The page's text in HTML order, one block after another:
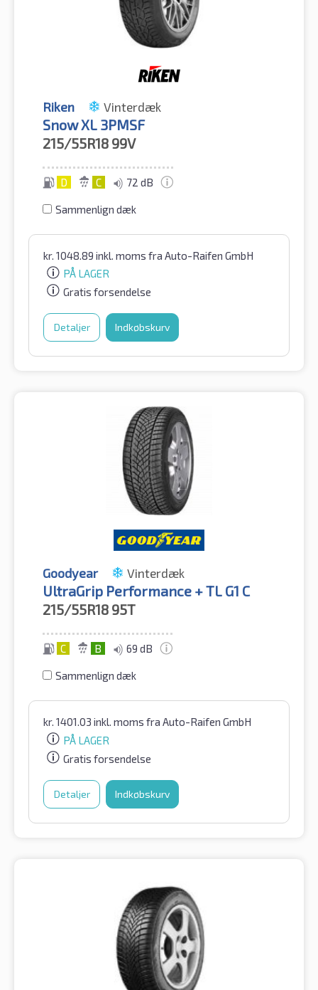
Riken Vinterdæk
Snow XL 3PMSF
215/55R18 99V
D C 72 dB
Sammenlign dæk
kr. 1048.89 inkl. moms fra Auto-Raifen GmbH
PÅ LAGER
Gratis forsendelse
Detaljer Indkøbskurv
Goodyear Vinterdæk
UltraGrip Performance + TL G1 C
215/55R18 95T
C B 69 dB
Sammenlign dæk
kr. 1401.03 inkl. moms fra Auto-Raifen GmbH
PÅ LAGER
Gratis forsendelse
Detaljer Indkøbskurv